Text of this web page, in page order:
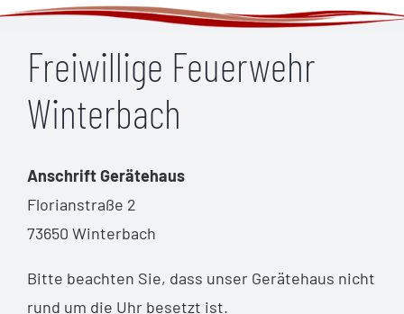
Freiwillige Feuerwehr
Winterbach
Anschrift Gerätehaus
Florianstraße 2
73650 Winterbach
Bitte beachten Sie, dass unser Gerätehaus nicht
rund um die Uhr besetzt ist.